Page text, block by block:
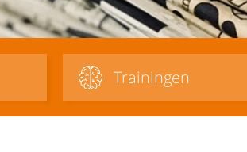
Trainingen